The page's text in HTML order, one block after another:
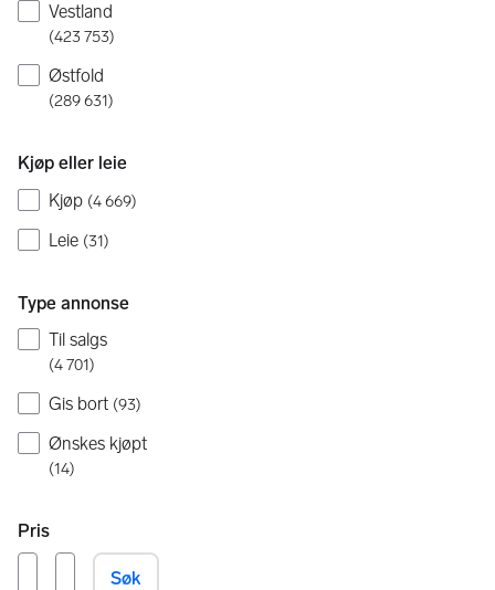
Vestland
(423 753)
Østfold
(289 631)
Kjøp eller leie
Kjøp (4 669)
Leie (31)
Type annonse
Til salgs
(4 701)
Gis bort (93)
Ønskes kjøpt
(14)
Pris
Søk